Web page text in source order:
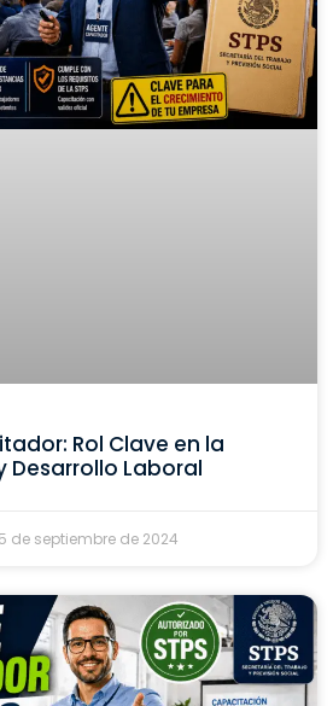
Rol Clave en la
Laboral
de septiembre de 2024